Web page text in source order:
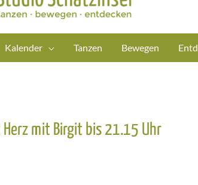
Kalender Tanzen Bewegen
mit Birgit bis 21.15 Uhr